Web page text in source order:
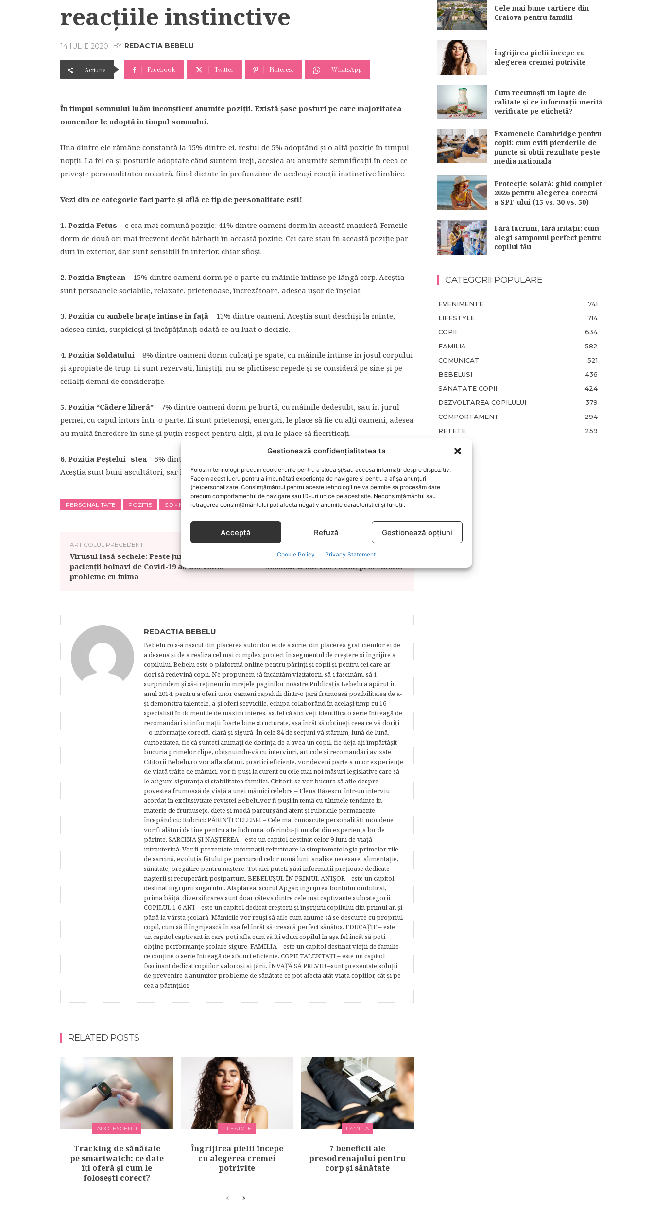
Gestionează confidențialitatea ta
Folosim tehnologii precum cookie-urile pentru a stoca și/sau accesa informații despre dispozitiv.
Facem acest lucru pentru a îmbunătăți experiența de navigare și pentru a afișa anunțuri
(ne)personalizate. Consimțământul pentru aceste tehnologii ne va permite să procesăm date
precum comportamentul de navigare sau ID-uri unice pe acest site. Neconsimțământul sau
retragerea consimțământului pot afecta negativ anumite caracteristici și funcții.
Acceptă Refuză Gestionează opțiuni
Cookie Policy Privacy Statement
reacţiile instinctive
14 IULIE 2020 BY REDACTIA BEBELU
Acțiune Facebook Twitter Pinterest WhatsApp
În timpul somnului luăm inconştient anumite poziţii. Există şase posturi pe care majoritatea
oamenilor le adoptă în timpul somnului.
Una dintre ele rămâne constantă la 95% dintre ei, restul de 5% adoptând şi o altă poziţie în timpul
nopţii. La fel ca şi posturile adoptate când suntem treji, acestea au anumite semnificaţii în ceea ce
priveşte personalitatea noastră, fiind dictate în profunzime de aceleaşi reacţii instinctive limbice.
Vezi din ce categorie faci parte şi află ce tip de personalitate eşti!
1. Poziţia Fetus – e cea mai comună poziţie: 41% dintre oameni dorm în această manieră. Femeile
dorm de două ori mai frecvent decât bărbaţii în această poziţie. Cei care stau în această poziţie par
duri în exterior, dar sunt sensibili în interior, chiar sfioşi.
2. Poziţia Buştean – 15% dintre oameni dorm pe o parte cu mâinile întinse pe lângă corp. Aceştia
sunt persoanele sociabile, relaxate, prietenoase, încrezătoare, adesea uşor de înşelat.
3. Poziţia cu ambele braţe întinse în faţă – 13% dintre oameni. Aceştia sunt deschişi la minte,
adesea cinici, suspicioşi şi încăpăţânaţi odată ce au luat o decizie.
4. Poziţia Soldatului – 8% dintre oameni dorm culcaţi pe spate, cu mâinile întinse în josul corpului
şi apropiate de trup. Ei sunt rezervaţi, liniştiţi, nu se plictisesc repede şi se consideră pe sine şi pe
ceilalţi demni de consideraţie.
5. Poziţia “Cădere liberă” – 7% dintre oameni dorm pe burtă, cu mâinile dedesubt, sau în jurul
pernei, cu capul întors într-o parte. Ei sunt prietenoşi, energici, le place să fie cu alţi oameni, adesea
au multă încredere în sine şi puţin respect pentru alţii, şi nu le place să fiecriticaţi.
6. Poziţia Peştelui- stea – 5% dintre oameni dorm pe spate cu braţele sus, pe lângă cap sau pernă.
Aceştia sunt buni ascultători, sar în ajutor şi nu se simt bine dacă sunt în centrul atenţiei
PERSONALITATE POZITIE SOMN
ARTICOLUL PRECEDENT
Virusul lasă sechele: Peste jumătate dintre
pacienţii bolnavi de Covid-19 au dezvoltat
probleme cu inima
ARTICOLUL URMĂTOR
Emisiunea Burlacul revine la Antena 1 cu
sezonul 6. Răzvan Fodor, prezentator
REDACTIA BEBELU
Bebelu.ro s-a născut din plăcerea autorilor ei de a scrie, din plăcerea graficienilor ei de
a desena şi de a realiza cel mai complex proiect în segmentul de creştere şi îngrijire a
copilului. Bebelu este o plaformă online pentru părinţi şi copii şi pentru cei care ar
dori să redevină copii. Ne propunem să încântăm vizitatorii, să-i fascinăm, să-i
surprindem şi să-i reţinem în mrejele paginilor noastre.​ Publicația Bebelu a apărut în
anul 2014, pentru a oferi unor oameni capabili dintr-o ţară frumoasă posibilitatea de a-
şi demonstra talentele, a-şi oferi serviciile, echipa colaborând în acelaşi timp cu 16
specialişti în domeniile de maxim interes, astfel că aici veţi identifica o serie întreagă de
recomandări şi informaţii foarte bine structurate, aşa încât să obtineţi ceea ce vă doriţi
– o informaţie corectă, clară şi sigură. În cele 84 de secțuni vă stârnim, lună de lună,
curiozitatea, fie că sunteţi animaţi de dorinţa de a avea un copil, fie deja aţi împărtăşit
bucuria primelor clipe, obişnuindu-vă cu interviuri, articole şi recomandări avizate.
Cititorii Bebelu.ro vor afla sfaturi, practici eficiente, vor deveni parte a unor experienţe
de viaţă trăite de mămici, vor fi puşi la curent cu cele mai noi măsuri legislative care să
le asigure siguranţa şi stabilitatea familiei. Cititorii se vor bucura să afle despre
povestea frumoasă de viață a unei mămici celebre – Elena Băsescu, într-un interviu
acordat în exclusivitate revistei Bebelu,vor fi puşi în temă cu ultimele tendinţe în
materie de frumuseţe, diete şi modă parcurgând atent şi rubricile permanente
începând cu: Rubrici: PĂRINŢI CELEBRI – Cele mai cunoscute personalităţi mondene
vor fi alături de tine pentru a te îndruma, oferindu-ţi un sfat din experienţa lor de
părinte. SARCINA ŞI NAŞTEREA – este un capitol destinat celor 9 luni de viaţă
intrauterină. Vor fi prezentate informaţii referitoare la simptomatologia primelor zile
de sarcină, evoluţia fătului pe parcursul celor nouă luni, analize necesare, alimentaţie,
sănătate, pregătire pentru naştere. Tot aici puteti găsi informaţii preţioase dedicate
naşterii şi recuperării postpartum. BEBELUŞUL ÎN PRIMUL ANIŞOR – este un capitol
destinat îngrijirii sugarului. Alăptarea, scorul Apgar, îngrijirea bontului ombilical,
prima băiţă, diversificarea sunt doar câteva dintre cele mai captivante subcategorii.
COPILUL 1-6 ANI – este un capitol dedicat creşterii şi îngrijirii copilului din primul an şi
până la vârsta şcolară. Mămicile vor reuşi să afle cum anume să se descurce cu propriul
copil, cum să îl îngrijească în aşa fel încât să crească perfect sănătos. EDUCAŢIE – este
un capitol captivant în care poţi afla cum să îţi educi copilul în aşa fel încât să poţi
obţine performanţe şcolare sigure. FAMILIA – este un capitol destinat vieţii de familie
ce conţine o serie întreagă de sfaturi eficiente. COPII TALENTAŢI – este un capitol
fascinant dedicat copiilor valoroși ai țării. ÎNVAŢĂ SĂ PREVII! –sunt prezentate soluţii
de prevenire a anumitor probleme de sănătate ce pot afecta atât viaţa copiilor, cât şi pe
cea a părinţilor.
RELATED POSTS
ADOLESCENTI
Tracking de sănătate
pe smartwatch: ce date
îți oferă și cum le
folosești corect?
LIFESTYLE
Îngrijirea pielii începe
cu alegerea cremei
potrivite
FAMILIA
7 beneficii ale
presodrenajului pentru
corp și sănătate
Cele mai bune cartiere din
Craiova pentru familii
Îngrijirea pielii începe cu
alegerea cremei potrivite
Cum recunoști un lapte de
calitate și ce informații merită
verificate pe etichetă?
Examenele Cambridge pentru
copii: cum eviti pierderile de
puncte si obtii rezultate peste
media nationala
Protecție solară: ghid complet
2026 pentru alegerea corectă
a SPF-ului (15 vs. 30 vs. 50)
Fără lacrimi, fără iritații: cum
alegi șamponul perfect pentru
copilul tău
CATEGORII POPULARE
EVENIMENTE
741
LIFESTYLE
714
COPII
634
FAMILIA
582
COMUNICAT
521
BEBELUSI
436
SANATATE COPII
424
DEZVOLTAREA COPILULUI
379
COMPORTAMENT
294
RETETE
259